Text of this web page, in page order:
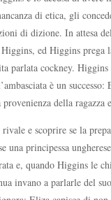
di etica, gli
di dizione. In attesa
ed Higgins
parlata cockney.
è un
della ragazza
e scoprire se la
principessa
e, quando Higgins le
invano a parlarle del